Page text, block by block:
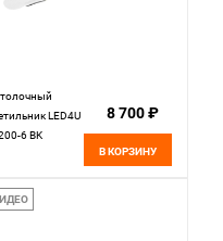
LED4U
6 BK
8 700 ₽
В КОРЗИНУ